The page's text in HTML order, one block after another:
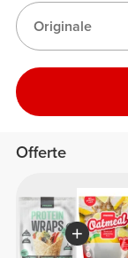
Originale
Offerte